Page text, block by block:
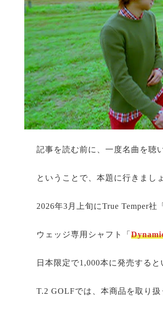
記事を読む前に、一度名曲を聴
ということで、本題に行きまし
2026年3月上旬にTrue Temper社
ウェッジ専用シャフト「
日本限定で1,000本に発売する
T.2 GOLFでは、本商品を取り扱